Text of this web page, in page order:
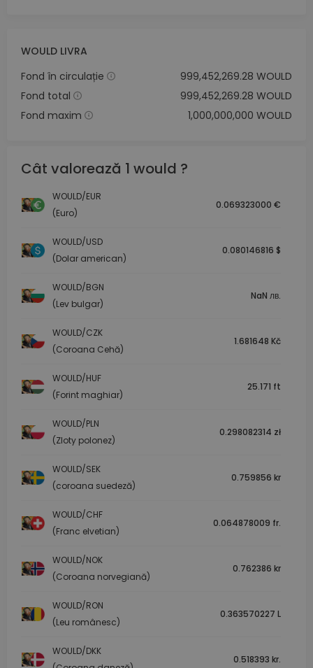
WOULD LIVRA
Fond în circulație
999,452,269.28 WOULD
Fond total
999,452,269.28 WOULD
Fond maxim
1,000,000,000 WOULD
Cât valorează 1 would ?
WOULD/EUR
(Euro)
0.069323000 €
WOULD/USD
(Dolar american)
0.080146816 $
WOULD/BGN
(Lev bulgar)
NaN лв.
WOULD/CZK
(Coroana Cehă)
1.681648 Kč
WOULD/HUF
(Forint maghiar)
25.171 ft
WOULD/PLN
(Zloty polonez)
0.298082314 zł
WOULD/SEK
(coroana suedeză)
0.759856 kr
WOULD/CHF
(Franc elvetian)
0.064878009 fr.
WOULD/NOK
(Coroana norvegiană)
0.762386 kr
WOULD/RON
(Leu românesc)
0.363570227 L
WOULD/DKK
0.518393 kr.